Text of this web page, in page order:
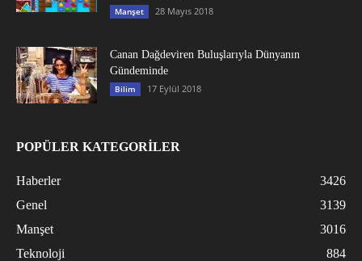
Manşet 28 Mayıs 2018
Canan Dağdeviren Buluşlarıyla Dünyanın
Gündeminde
Bilim 17 Eylül 2018
POPÜLER KATEGORİLER
Haberler
3426
Genel
3139
Manşet
3016
Teknoloji
884